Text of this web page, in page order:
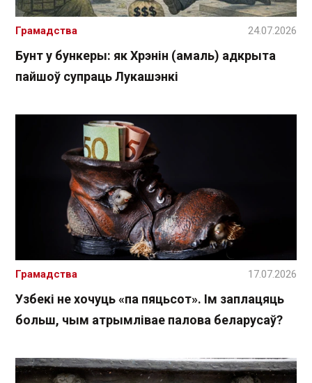
Бунт у бункеры: як Хрэнін (амаль) адкрыта
пайшоў супраць Лукашэнкі
Грамадства 24.07.2026
Узбекі не хочуць «па пяцьсот». Ім заплацяць
больш, чым атрымлівае палова беларусаў?
Грамадства 17.07.2026